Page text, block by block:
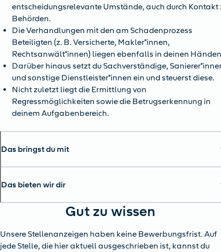
entscheidungsrelevante Umstände, auch durch Kontakt
Behörden.
Die Verhandlungen mit den am Schadenprozess
Beteiligten (z. B. Versicherte, Makler*innen,
Rechtsanwält*innen) liegen ebenfalls in deinen
Darüber hinaus setzt du Sachverständige,
und sonstige Dienstleister*innen ein und steuerst diese.
Nicht zuletzt liegt die Ermittlung von
Regressmöglichkeiten sowie die Betrugserkennung in
deinem Aufgabenbereich.
Das bringst du mit
Das bieten wir dir
Gut zu wissen
Unsere Stellenanzeigen haben keine Bewerbungsfrist. Auf
jede Stelle, die hier aktuell ausgeschrieben ist, kannst du